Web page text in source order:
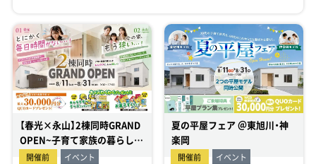
【春光×永山】2棟同時GRAND
OPEN~子育て家族の暮らしを
ラクに、楽しくする家~
開催前 イベント
夏の平屋フェア ＠東旭川・神
楽岡
開催前 イベント